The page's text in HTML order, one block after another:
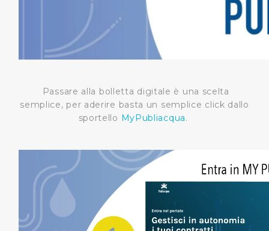
Passare alla bolletta digitale è una scelta
semplice, per aderire basta un semplice click dallo
sportello MyPubliacqua.